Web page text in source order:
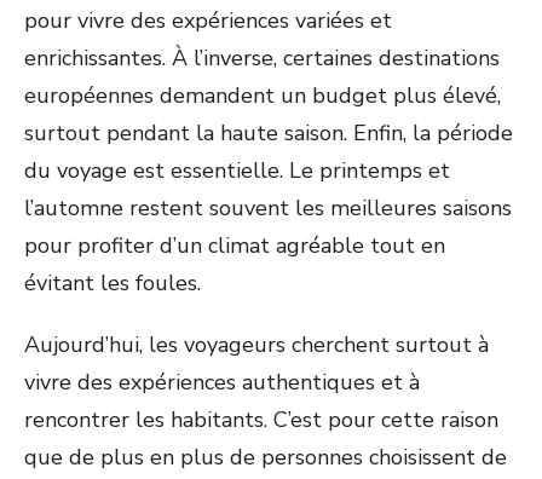
pour vivre des expériences variées et
enrichissantes. À l’inverse, certaines destinations
européennes demandent un budget plus élevé,
surtout pendant la haute saison. Enfin, la période
du voyage est essentielle. Le printemps et
l’automne restent souvent les meilleures saisons
pour profiter d’un climat agréable tout en
évitant les foules.
Aujourd’hui, les voyageurs cherchent surtout à
vivre des expériences authentiques et à
rencontrer les habitants. C’est pour cette raison
que de plus en plus de personnes choisissent de